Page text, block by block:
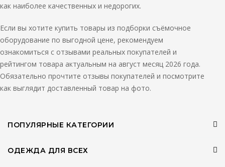
как наиболее качественных и недорогих.
Если вы хотите купить товары из подборки съёмочное
оборудование по выгодной цене, рекомендуем
ознакомиться с отзывами реальных покупателей и
рейтингом товара актуальным на август месяц 2026 года.
Обязательно прочтите отзывы покупателей и посмотрите
как выглядит доставленный товар на фото.
ПОПУЛЯРНЫЕ КАТЕГОРИИ
ОДЕЖДА ДЛЯ ВСЕХ